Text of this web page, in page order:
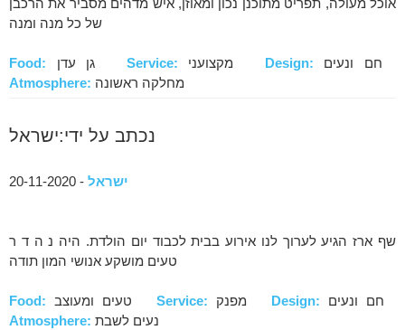
אוכל מעולה, תפריט מתוכנן נכון ומאוזן, איש מדהים מסביר את הרכבן
של כל מנה ומנה
Food: Service: Design:
Atmosphere: מחלקה ראשונה
נכתב על ידי:ישראל
ישראל - 20-11-2020
שף ארז הגיע לערוך לנו אירוע בבית לכבוד יום הולדת. היה נ ה ד ר
טעים מושקע אנושי המון תודה
Food: Service: Design:
Atmosphere: נעים לשבת